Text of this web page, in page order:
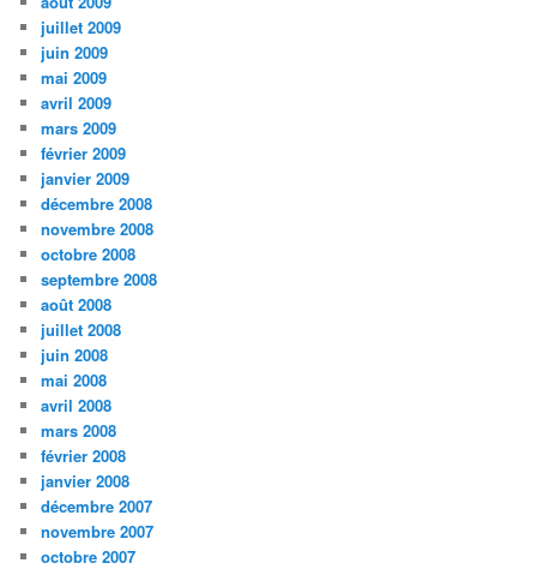
juillet 2009
juin 2009
mai 2009
avril 2009
mars 2009
février 2009
janvier 2009
décembre 2008
novembre 2008
octobre 2008
septembre 2008
août 2008
juillet 2008
juin 2008
mai 2008
avril 2008
mars 2008
février 2008
janvier 2008
décembre 2007
novembre 2007
octobre 2007